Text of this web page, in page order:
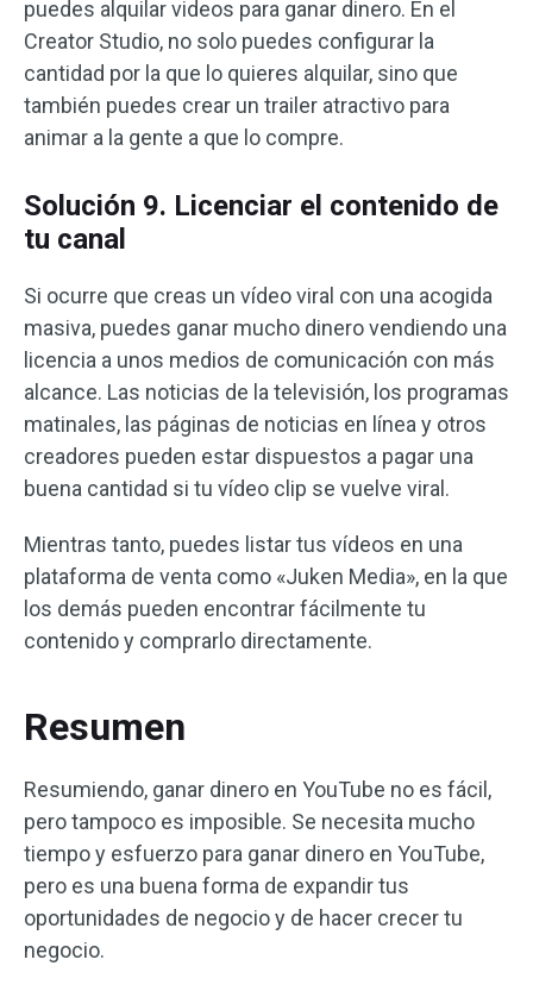
puedes alquilar videos para ganar dinero. En el
Creator Studio, no solo puedes configurar la
cantidad por la que lo quieres alquilar, sino que
también puedes crear un trailer atractivo para
animar a la gente a que lo compre.
Solución 9. Licenciar el contenido de
tu canal
Si ocurre que creas un vídeo viral con una acogida
masiva, puedes ganar mucho dinero vendiendo una
licencia a unos medios de comunicación con más
alcance. Las noticias de la televisión, los programas
matinales, las páginas de noticias en línea y otros
creadores pueden estar dispuestos a pagar una
buena cantidad si tu vídeo clip se vuelve viral.
Mientras tanto, puedes listar tus vídeos en una
plataforma de venta como «Juken Media», en la que
los demás pueden encontrar fácilmente tu
contenido y comprarlo directamente.
Resumen
Resumiendo, ganar dinero en YouTube no es fácil,
pero tampoco es imposible. Se necesita mucho
tiempo y esfuerzo para ganar dinero en YouTube,
pero es una buena forma de expandir tus
oportunidades de negocio y de hacer crecer tu
negocio.